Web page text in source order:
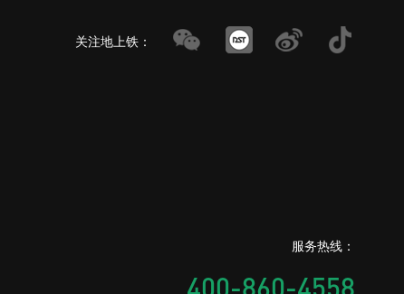
关注地上铁：
服务热线：
400-860-4558